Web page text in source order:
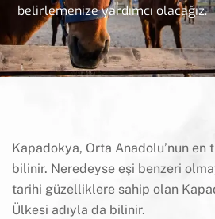
belirlemenize yardımcı olacağız.
Kapadokya, Orta Anadolu’nun
bilinir. Neredeyse eşi benzeri
tarihi güzelliklere sahip olan
Ülkesi adıyla da bilinir.